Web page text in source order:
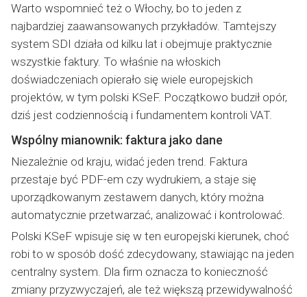
Warto wspomnieć też o Włochy, bo to jeden z
najbardziej zaawansowanych przykładów. Tamtejszy
system SDI działa od kilku lat i obejmuje praktycznie
wszystkie faktury. To właśnie na włoskich
doświadczeniach opierało się wiele europejskich
projektów, w tym polski KSeF. Początkowo budził opór,
dziś jest codziennością i fundamentem kontroli VAT.
Wspólny mianownik: faktura jako dane
Niezależnie od kraju, widać jeden trend. Faktura
przestaje być PDF-em czy wydrukiem, a staje się
uporządkowanym zestawem danych, który można
automatycznie przetwarzać, analizować i kontrolować.
Polski KSeF wpisuje się w ten europejski kierunek, choć
robi to w sposób dość zdecydowany, stawiając na jeden
centralny system. Dla firm oznacza to konieczność
zmiany przyzwyczajeń, ale też większą przewidywalność